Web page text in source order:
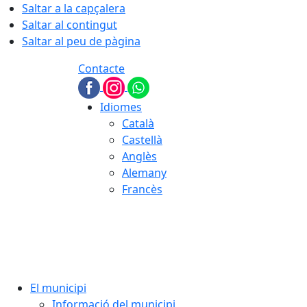
Saltar a la capçalera
Saltar al contingut
Saltar al peu de pàgina
Contacte
Idiomes
Català
Castellà
Anglès
Alemany
Francès
El municipi